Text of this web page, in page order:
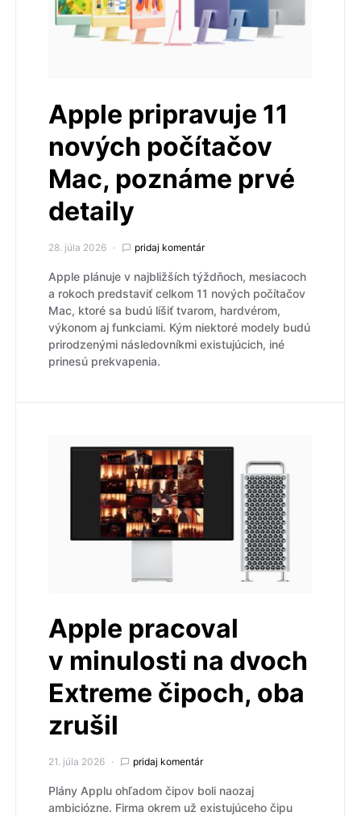
Apple pripravuje 11
nových počítačov
Mac, poznáme prvé
detaily
28. júla 2026 pridaj komentár
Apple plánuje v najbližších týždňoch, mesiacoch
a rokoch predstaviť celkom 11 nových počítačov
Mac, ktoré sa budú líšiť tvarom, hardvérom,
výkonom aj funkciami. Kým niektoré modely budú
prirodzenými následovníkmi existujúcich, iné
prinesú prekvapenia.
Apple pracoval
v minulosti na dvoch
Extreme čipoch, oba
zrušil
21. júla 2026 pridaj komentár
Plány Applu ohľadom čipov boli naozaj
ambiciózne. Firma okrem už existujúceho čipu